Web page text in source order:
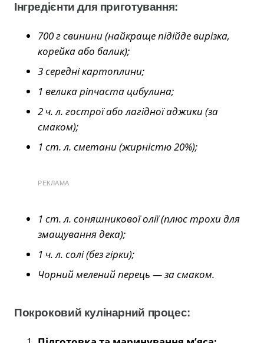
Інгредієнти для приготування:
700 г свинини (найкраще підійде вирізка,
корейка або балик);
3 середні картоплини;
1 велика ріпчаста цибулина;
2 ч. л. гострої або лагідної аджики (за
смаком);
1 ст. л. сметани (жирністю 20%);
РЕКЛАМА
1 ст. л. соняшникової олії (плюс трохи для
змащування дека);
1 ч. л. солі (без гірки);
Чорний мелений перець — за смаком.
Покроковий кулінарний процес: